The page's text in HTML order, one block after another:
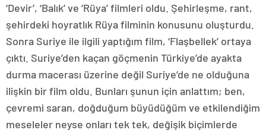
‘Devir’, ‘Balık’ ve ‘Rüya’ filmleri oldu. Şehirleşme, rant,
şehirdeki hoyratlık Rüya filminin konusunu oluşturdu.
Sonra Suriye ile ilgili yaptığım film, ‘Flaşbellek’ ortaya
çıktı. Suriye’den kaçan göçmenin Türkiye’de ayakta
durma macerası üzerine değil Suriye’de ne olduğuna
ilişkin bir film oldu. Bunları şunun için anlattım; ben,
çevremi saran, doğduğum büyüdüğüm ve etkilendiğim
meseleler neyse onları tek tek, değişik biçimlerde